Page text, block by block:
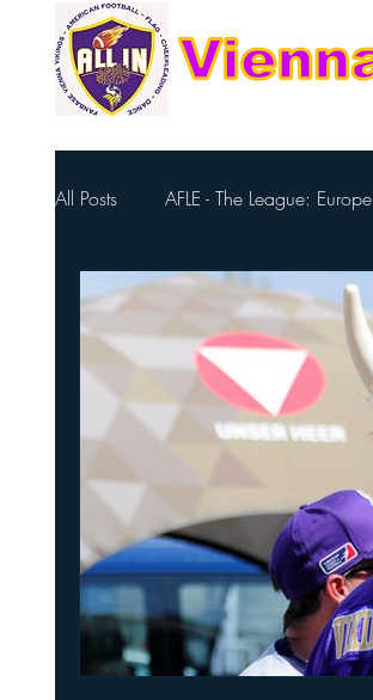
All Posts AFLE - The League: Europe
Footballzentrum Ravelin
Nachwuchs Cheerteam
European League of Football
Sport Austria Finals ÖCCV
Vikings abroad